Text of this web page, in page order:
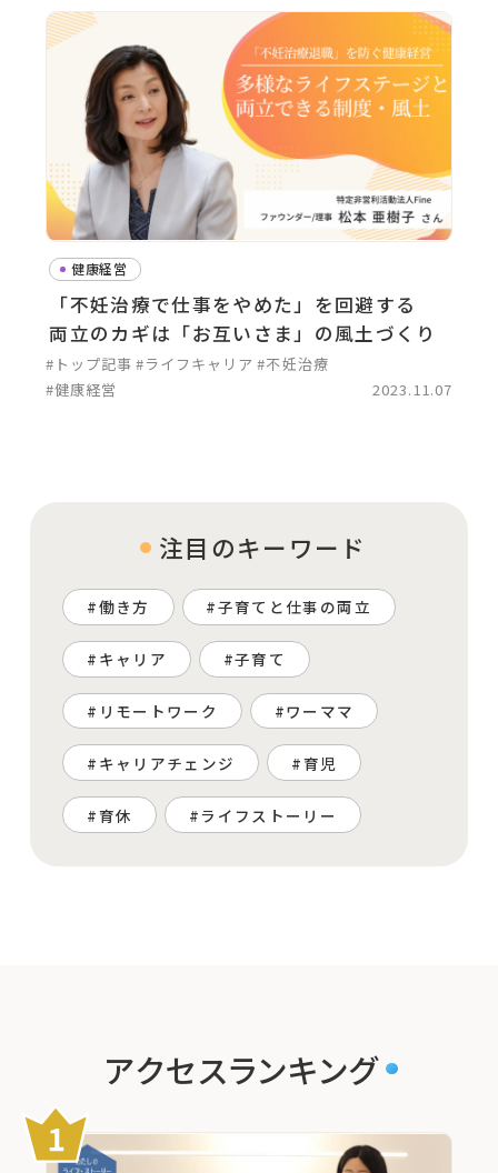
健康経営
「不妊治療で仕事をやめた」を回避する
両立のカギは「お互いさま」の風土づくり
#トップ記事 #ライフキャリア #不妊治療
#健康経営
2023.11.07
注目のキーワード
働き方 子育てと仕事の両立
キャリア 子育て
リモートワーク ワーママ
キャリアチェンジ 育児
育休 ライフストーリー
アクセスランキング